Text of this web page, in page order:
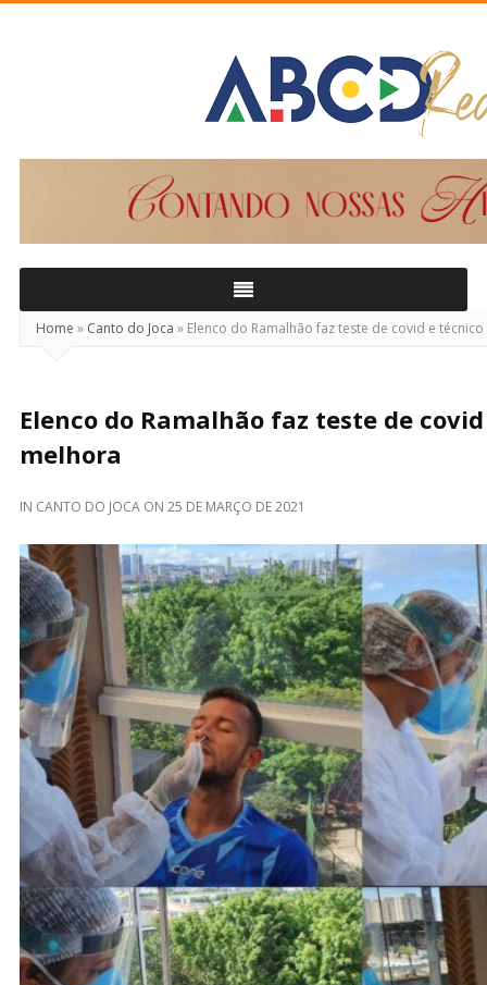
Home » Canto do Joca » Elenco do Ramalhão faz teste de covid e
Elenco do Ramalhão faz teste de
melhora
IN CANTO DO JOCA ON 25 DE MARÇO DE 2021